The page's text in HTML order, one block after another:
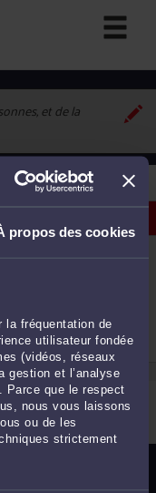
propos des cookies
la fréquentation de
utilisateur fondée
(vidéos, réseaux
gestion et l’analyse
Parce que le respect
nous vous laissons
ou de les
strictement
et de la
et de leur